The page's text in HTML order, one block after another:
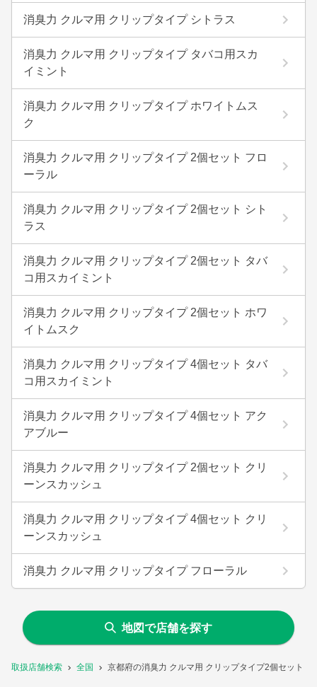
取扱店舗検索 全国 京都府の消臭力 クルマ用 クリップタイプ2個セット
消臭力 クルマ用 クリップタイプ シトラス
消臭力 クルマ用 クリップタイプ タバコ用スカ
イミント
消臭力 クルマ用 クリップタイプ ホワイトムス
ク
消臭力 クルマ用 クリップタイプ 2個セット フロ
ーラル
消臭力 クルマ用 クリップタイプ 2個セット シト
ラス
消臭力 クルマ用 クリップタイプ 2個セット タバ
コ用スカイミント
消臭力 クルマ用 クリップタイプ 2個セット ホワ
イトムスク
消臭力 クルマ用 クリップタイプ 4個セット タバ
コ用スカイミント
消臭力 クルマ用 クリップタイプ 4個セット アク
アブルー
消臭力 クルマ用 クリップタイプ 2個セット クリ
ーンスカッシュ
消臭力 クルマ用 クリップタイプ 4個セット クリ
ーンスカッシュ
消臭力 クルマ用 クリップタイプ フローラル
地図で店舗を探す